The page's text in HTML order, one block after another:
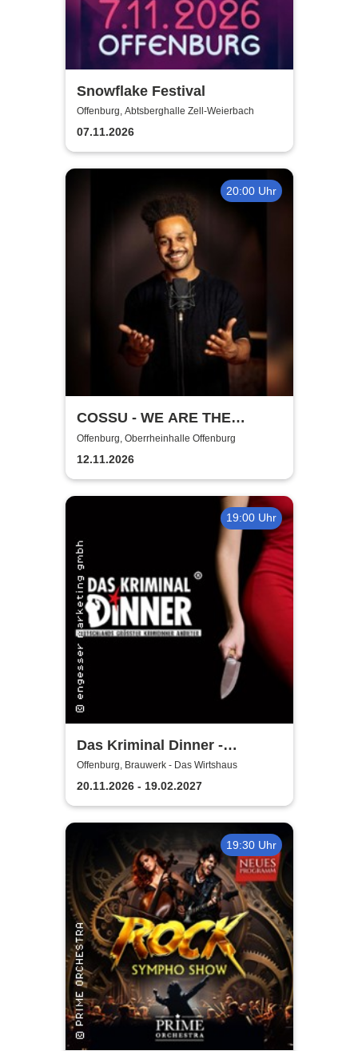
Snowflake Festival
Offenburg, Abtsberghalle Zell-Weierbach
07.11.2026
20:00 Uhr
COSSU - WE ARE THE
GERMANS - Stand-Up
Comedy
Offenburg, Oberrheinhalle Offenburg
12.11.2026
19:00 Uhr
Das Kriminal Dinner -
Testament à la Carte
Offenburg, Brauwerk - Das Wirtshaus
20.11.2026 - 19.02.2027
19:30 Uhr